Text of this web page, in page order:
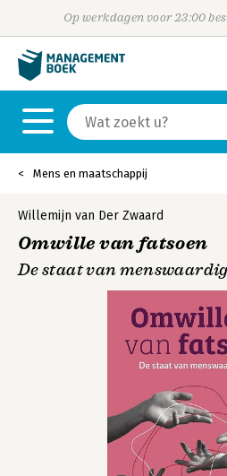
Op werkdagen voor 23:00
Mens en maatschappij
Willemijn van Der Zwaard
Omwille van fatsoen
De staat van